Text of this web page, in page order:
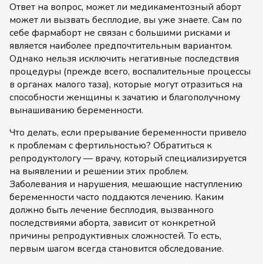
Ответ на вопрос, может ли медикаментозный аборт
может ли вызвать бесплодие, вы уже знаете. Сам по
себе фармаборт не связан с большими рисками и
является наиболее предпочтительным вариантом.
Однако нельзя исключить негативные последствия
процедуры (прежде всего, воспалительные процессы
в органах малого таза), которые могут отразиться на
способности женщины к зачатию и благополучному
вынашиванию беременности.
Что делать, если прерывание беременности привело
к проблемам с фертильностью? Обратиться к
репродуктологу — врачу, который специализируется
на выявлении и решении этих проблем.
Заболевания и нарушения, мешающие наступлению
беременности часто поддаются лечению. Каким
должно быть лечение бесплодия, вызванного
последствиями аборта, зависит от конкретной
причины репродуктивных сложностей. То есть,
первым шагом всегда становится обследование.